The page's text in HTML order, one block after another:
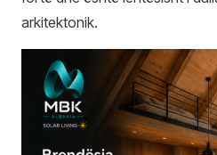
arkitektonik.